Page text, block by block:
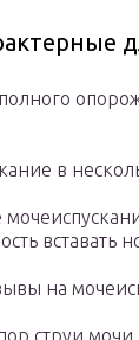
в
вставать
на
струи